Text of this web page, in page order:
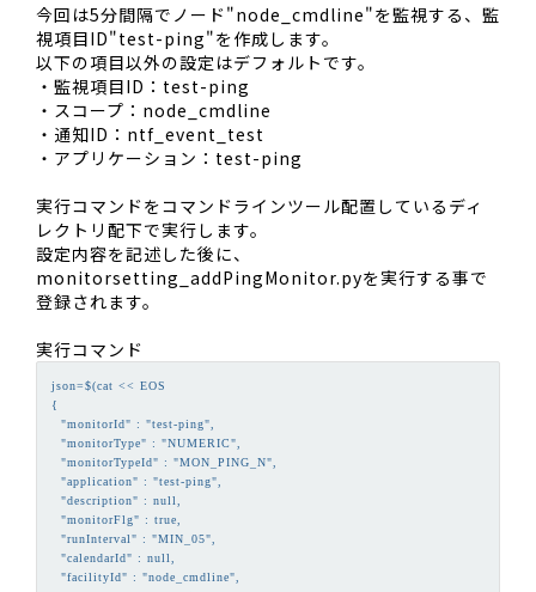
今回は5分間隔でノード"node_cmdline"を監視する、監
視項目ID"test-ping"を作成します。
以下の項目以外の設定はデフォルトです。
・監視項目ID：test-ping
・スコープ：node_cmdline
・通知ID：ntf_event_test
・アプリケーション：test-ping
実行コマンドをコマンドラインツール配置しているディ
レクトリ配下で実行します。
設定内容を記述した後に、
monitorsetting_addPingMonitor.pyを実行する事で
登録されます。
実行コマンド
json=$(cat << EOS
{